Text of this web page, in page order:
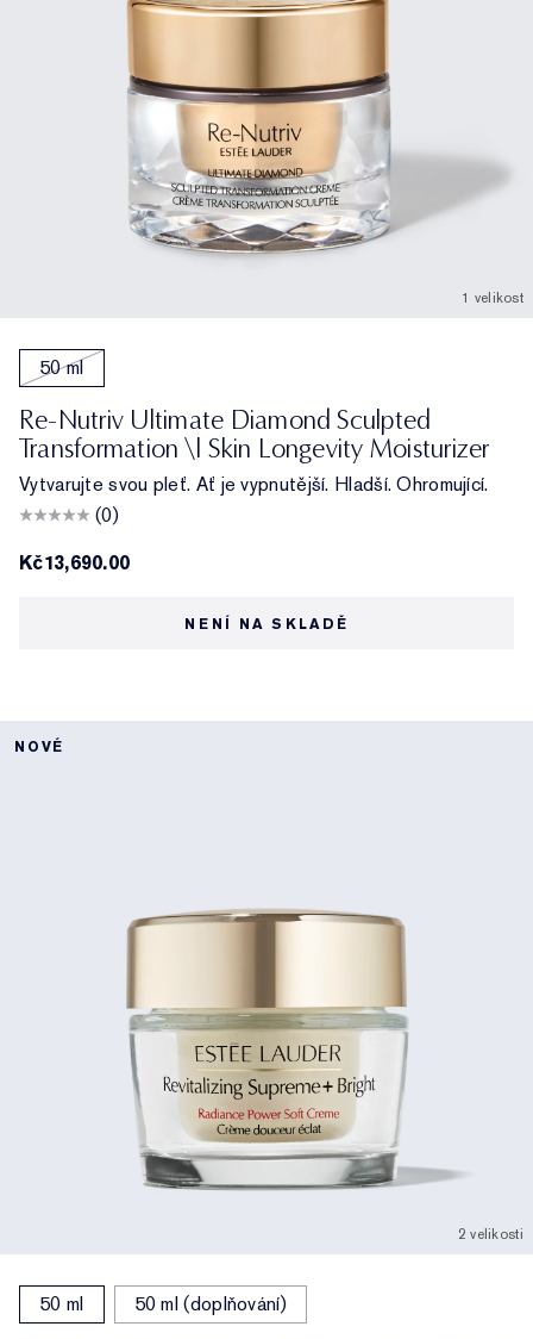
1 velikost
50 ml
Re-Nutriv Ultimate Diamond Sculpted
Transformation \| Skin Longevity Moisturizer
Vytvarujte svou pleť. Ať je vypnutější. Hladší. Ohromující.
(0)
Kč13,690.00
NENÍ NA SKLADĚ
NOVÉ
2 velikosti
50 ml 50 ml (doplňování)